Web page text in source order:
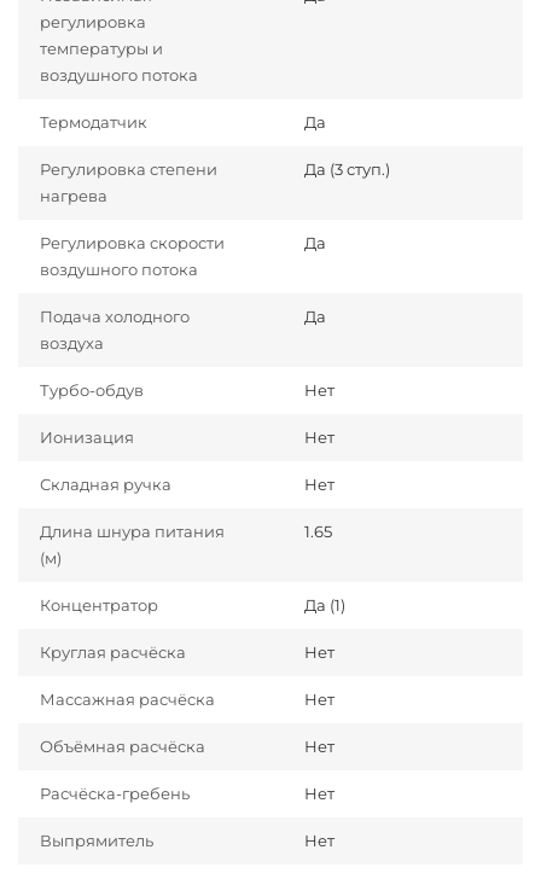
регулировка
температуры и
воздушного потока
Термодатчик Да
Регулировка степени
нагрева
Да (3 ступ.)
Регулировка скорости
воздушного потока
Да
Подача холодного
воздуха
Да
Турбо-обдув Нет
Ионизация Нет
Складная ручка Нет
Длина шнура питания
(м)
1.65
Концентратор Да (1)
Круглая расчёска Нет
Массажная расчёска Нет
Объёмная расчёска Нет
Расчёска-гребень Нет
Выпрямитель Нет